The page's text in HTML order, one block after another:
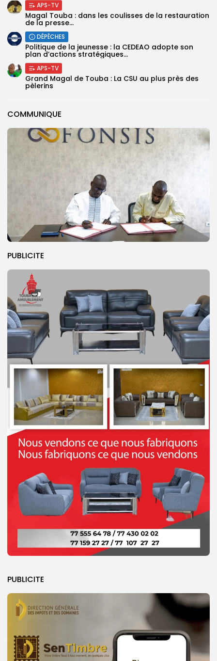
COMMUNIQUE
PUBLICITE
PUBLICITE
APS-TV
Magal Touba : dans les coulisses de la restauration
de la presse...
DÉPÊCHES
Politique de la jeunesse : la CEDEAO adopte son
plan d’actions stratégiques...
APS-TV
Grand Magal de Touba : La CSU au plus près des
pèlerins